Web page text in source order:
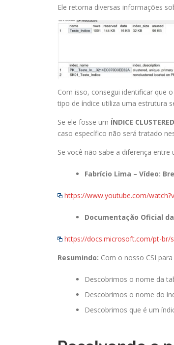
Ele retorna diversas informações
Com isso, consegui identificar que
tipo de índice utiliza uma estrutura
Se ele fosse um ÍNDICE CLUSTERED
caso específico não será tratado
Se você não sabe a diferença entre
Fabrício Lima – Vídeo:
https://www.youtube.com/
Documentação Oficial
https://docs.microsoft.com/pt-br/
Resumindo: Com o nosso CSI
Descobrimos o nome da
Descobrimos o nome do
Descobrimos que é um